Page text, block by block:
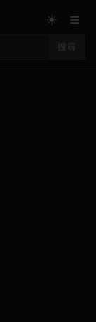
搜尋
☀ ≡